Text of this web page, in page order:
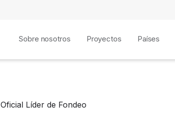
Sobre nosotros Proyectos Países
Oficial Líder de Fondeo